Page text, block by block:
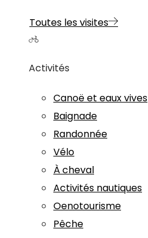
Toutes les visites
Activités
Canoë et eaux vives
Baignade
Randonnée
Vélo
À cheval
Activités nautiques
Oenotourisme
Pêche